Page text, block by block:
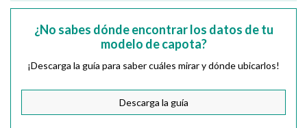
¿No sabes dónde encontrar los datos de tu
modelo de capota?
¡Descarga la guía para saber cuáles mirar y dónde ubicarlos!
Descarga la guía